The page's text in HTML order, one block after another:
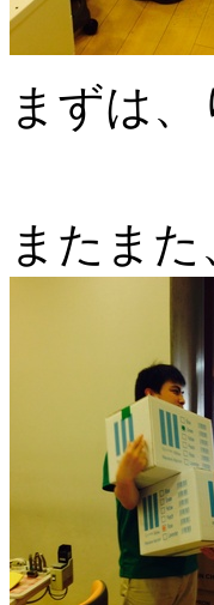
まずは
またまた